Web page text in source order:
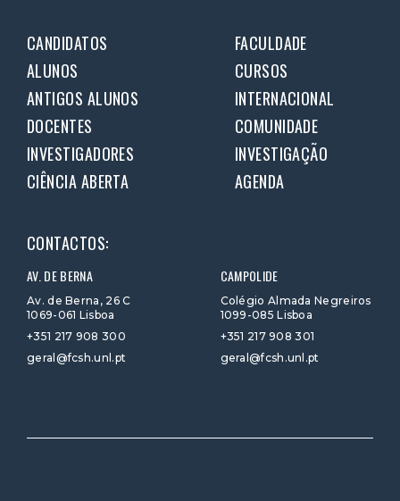
CANDIDATOS
FACULDADE
ALUNOS
CURSOS
ANTIGOS ALUNOS
INTERNACIONAL
DOCENTES
COMUNIDADE
INVESTIGADORES
INVESTIGAÇÃO
CIÊNCIA ABERTA
AGENDA
CONTACTOS:
AV. DE BERNA
Av. de Berna, 26 C
1069-061 Lisboa
+351 217 908 300
geral@fcsh.unl.pt
CAMPOLIDE
Colégio Almada Negreiros
1099-085 Lisboa
+351 217 908 301
geral@fcsh.unl.pt